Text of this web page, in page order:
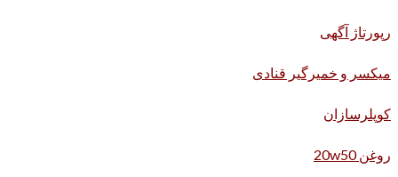
رپورتاژ آگهی
میکسر و خمیرگیر قنادی
کوپلرسازان
روغن 20w50